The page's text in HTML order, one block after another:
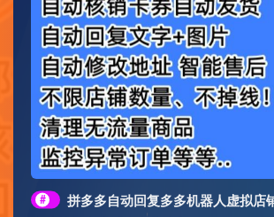
#
拼多多自动回复多多机器人虚拟店